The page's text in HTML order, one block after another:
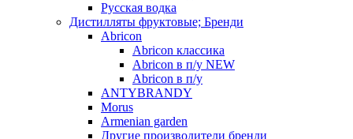
Русская водка
Дистилляты фруктовые; Бренди
Abricon
Abricon классика
Abricon в п/у NEW
Abricon в п/у
ANTYBRANDY
Morus
Armenian garden
Другие производители бренди